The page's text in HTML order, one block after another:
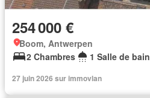
254 000 €
Boom, Antwerpen
2 Chambres
1 Salle de bain
27 juin 2026 sur immovlan